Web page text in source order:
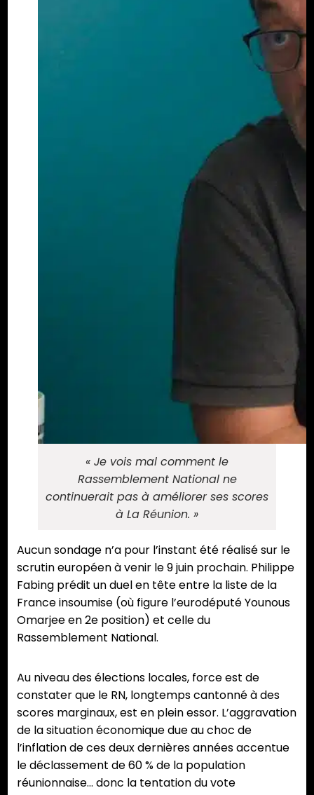
« Je vois mal comment le
Rassemblement National ne
continuerait pas à améliorer ses scores
à La Réunion. »
Aucun sondage n’a pour l’instant été réalisé sur le
scrutin européen à venir le 9 juin prochain. Philippe
Fabing prédit un duel en tête entre la liste de la
France insoumise (où figure l’eurodéputé Younous
Omarjee en 2e position) et celle du
Rassemblement National.
Au niveau des élections locales, force est de
constater que le RN, longtemps cantonné à des
scores marginaux, est en plein essor. L’aggravation
de la situation économique due au choc de
l’inflation de ces deux dernières années accentue
le déclassement de 60 % de la population
réunionnaise… donc la tentation du vote